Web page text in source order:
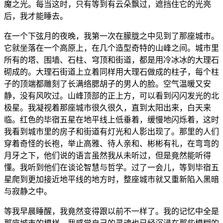
魔之光。每当这时，只有等到有云朵飘过，遮挡住它的光亮
后，我才能睡去。
在一个下弦月的夜晚，我第一次在朦胧之中见到了那座城市。
它就坐落在一个高原上，在几个造型奇特的山峰之间。城市里
所有的塔、围墙、石柱、穹顶和街道，都是用冷冰冰的大理石
砌成的。大理石街道上立着同样用大理石做成的柱子，每个柱
子的顶端都雕刻了长满络腮胡子的男人的脸。空气温暖又安
静，没有风吹过。山峰顶部的正上方，可以看到闪闪发光的北
极星。我凝视着那座城市很久很久，直到太阳出来，白天来
临。红色的毕宿五星在地平线上低垂着，缓慢地闪烁着，这时
我看到城市里的房子和街道有灯光和人影出现了。那里的人们
穿着奇怪的长袍，举止高雅、待人亲和、彬彬有礼，在弯弯的
月牙之下，他们说的语言虽然我从未听过，但是竟然能听得
懂。我听到他们在谈论智慧与哲学。过了一会儿，等到毕宿五
星爬到更加接近地平线的地方时，整座城市就又重新陷入黑暗
与寂静之中。
等我早晨睡醒，我竟然变得跟以前不一样了。我的记忆中全是